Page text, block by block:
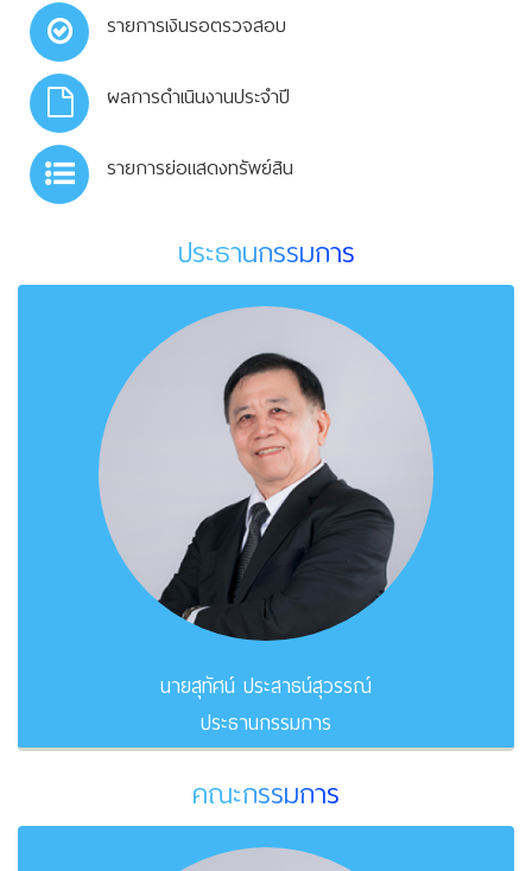
รายการเงินรอตรวจสอบ
ผลการดำเนินงานประจำปี
รายการย่อแสดงทรัพย์สิน
ประธานกรรมการ
นายสุทัศน์ ประสาธน์สุวรรณ์
ประธานกรรมการ
คณะกรรมการ